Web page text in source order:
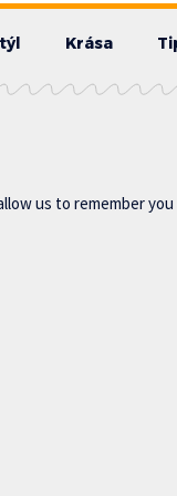
Krása
us to remember